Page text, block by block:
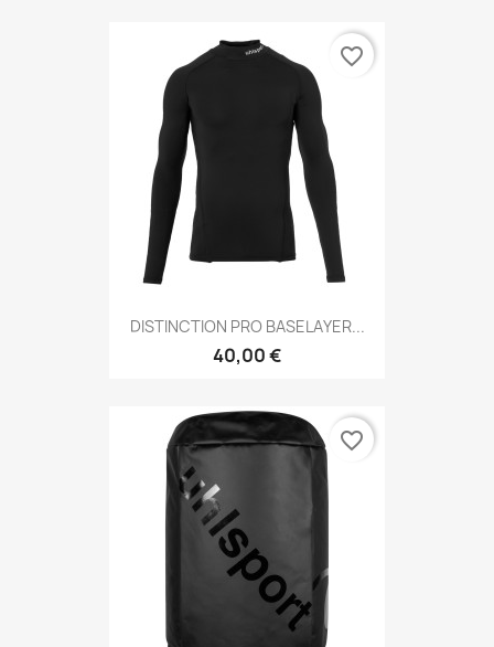
DISTINCTION PRO BASELAYER...
40,00 €
favorite_border
favorite_border